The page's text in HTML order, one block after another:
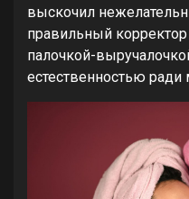
выскочил
правильный корректор
палочкой-
естественностью ради